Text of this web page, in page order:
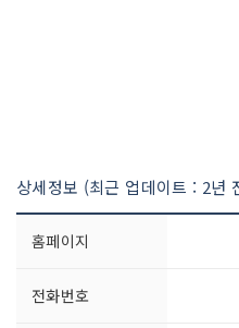
상세정보 (최근 업데이트 : 2년
홈페이지
전화번호